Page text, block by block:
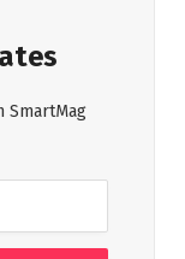
SmartMag